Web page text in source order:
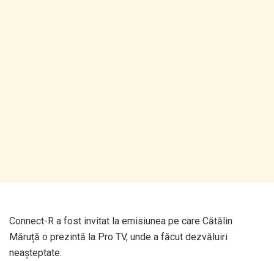
Connect-R a fost invitat la emisiunea pe care Cătălin
Măruță o prezintă la Pro TV, unde a făcut dezvăluiri
neașteptate.